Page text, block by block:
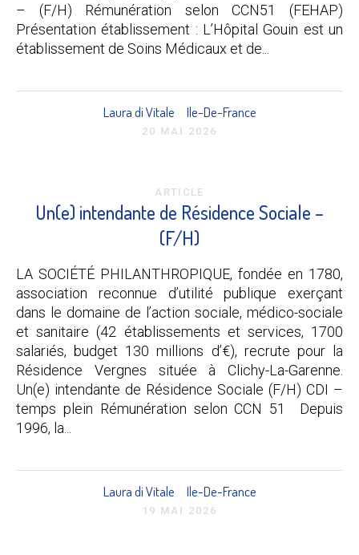
– (F/H) Rémunération selon CCN51 (FEHAP)
Présentation établissement : L’Hôpital Gouin est un
établissement de Soins Médicaux et de...
Laura di Vitale Ile-De-France
20 MAI 2026
ARTICLE
Un(e) intendante de Résidence Sociale –
(F/H)
LA SOCIÉTÉ PHILANTHROPIQUE, fondée en 1780,
association reconnue d’utilité publique exerçant
dans le domaine de l’action sociale, médico-sociale
et sanitaire (42 établissements et services, 1700
salariés, budget 130 millions d’€), recrute pour la
Résidence Vergnes située à Clichy-La-Garenne.
Un(e) intendante de Résidence Sociale (F/H) CDI –
temps plein Rémunération selon CCN 51 Depuis
1996, la...
Laura di Vitale Ile-De-France
19 MAI 2026